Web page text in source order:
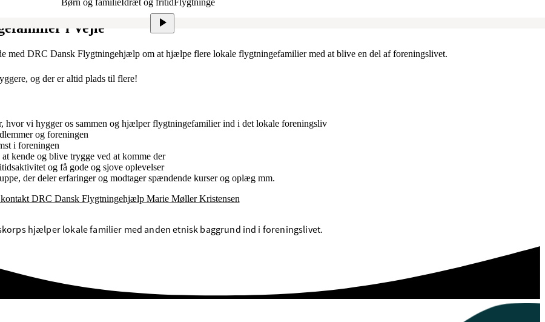
Børn og familieIdræt og fritidFlygtninge
i Vejle
med DRC Dansk Flygtningehjælp om at hjælpe flere lokale flygtningefamilier med at blive en del af foreningslivet.
og der er altid plads til flere!
hvor vi hygger os sammen og hjælper flygtningefamilier ind i det lokale foreningsliv
og foreningen
i foreningen
kende og blive trygge ved at komme der
og få gode og sjove oplevelser
der deler erfaringer og modtager spændende kurser og oplæg mm.
kontakt DRC Dansk Flygtningehjælp Marie Møller Kristensen
hjælper lokale familier med anden etnisk baggrund ind i foreningslivet.